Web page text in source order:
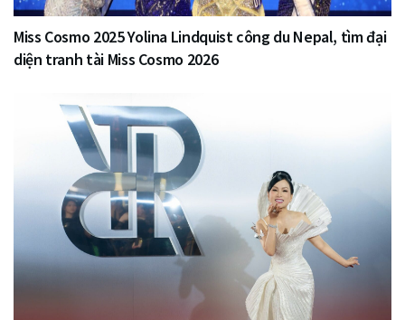
Miss Cosmo 2025 Yolina Lindquist công du Nepal, tìm đại
diện tranh tài Miss Cosmo 2026